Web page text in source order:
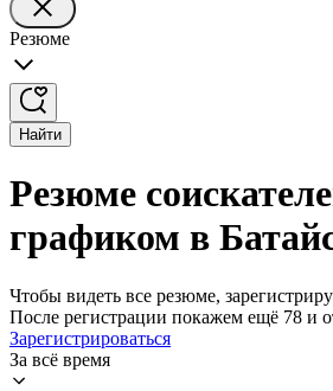
Резюме
Найти
Резюме
графиком в
Чтобы видеть все резюме,
После регистрации покажем ещё 78 и
Зарегистрироваться
За всё время